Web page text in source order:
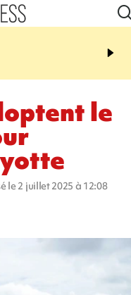
07:47
ses deux enfants
le
le 2 juillet 2025 à 12:08